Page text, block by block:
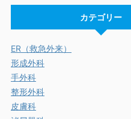
カテゴリー
ER（救急外来）
形成外科
手外科
整形外科
皮膚科